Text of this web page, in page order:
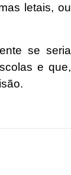
letais, ou
se seria
e que,